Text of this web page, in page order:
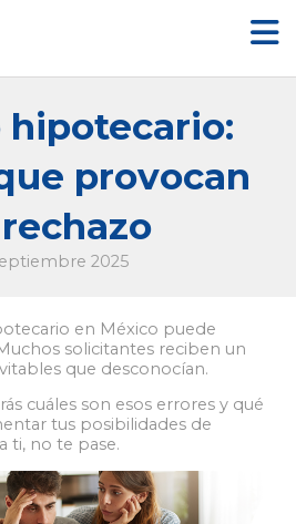
hipotecario:
provocan
2025
en México puede
solicitantes reciben un
que desconocían.
cuáles son esos errores y qué
tus posibilidades de
ti, no te pase.